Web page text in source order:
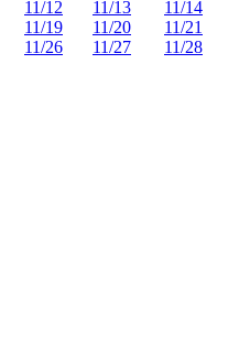
11/12 11/13
11/14
11/19 11/20
11/21
11/26 11/27 11/28